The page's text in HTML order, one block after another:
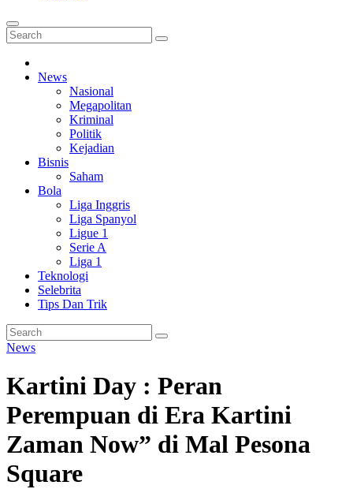
News
Nasional
Megapolitan
Kriminal
Politik
Kejadian
Bisnis
Saham
Bola
Liga Inggris
Liga Spanyol
Ligue 1
Serie A
Liga 1
Teknologi
Selebrita
Tips Dan Trik
News
Kartini Day : Peran
Perempuan di Era Kartini
Zaman Now” di Mal Pesona
Square